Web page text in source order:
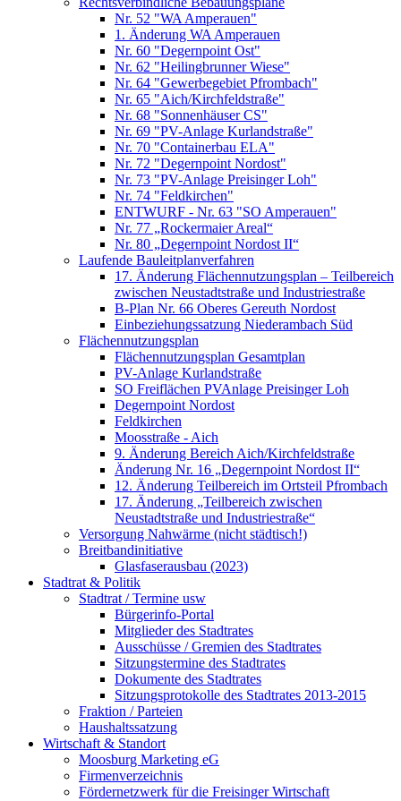
Nr. 52 "WA Amperauen"
1. Änderung WA Amperauen
Nr. 60 "Degernpoint Ost"
Nr. 62 "Heilingbrunner Wiese"
Nr. 64 "Gewerbegebiet Pfrombach"
Nr. 65 "Aich/Kirchfeldstraße"
Nr. 68 "Sonnenhäuser CS"
Nr. 69 "PV-Anlage Kurlandstraße"
Nr. 70 "Containerbau ELA"
Nr. 72 "Degernpoint Nordost"
Nr. 73 "PV-Anlage Preisinger Loh"
Nr. 74 "Feldkirchen"
ENTWURF - Nr. 63 "SO Amperauen"
Nr. 77 „Rockermaier Areal“
Nr. 80 „Degernpoint Nordost II“
Laufende Bauleitplanverfahren
17. Änderung Flächennutzungsplan – Teilbereich
zwischen Neustadtstraße und Industriestraße
B-Plan Nr. 66 Oberes Gereuth Nordost
Einbeziehungssatzung Niederambach Süd
Flächennutzungsplan
Flächennutzungsplan Gesamtplan
PV-Anlage Kurlandstraße
SO Freiflächen PV­Anlage Preisinger Loh
Degernpoint Nordost
Feldkirchen
Moosstraße - Aich
9. Änderung Bereich Aich/Kirchfeldstraße
Änderung Nr. 16 „Degernpoint Nordost II“
12. Änderung Teilbereich im Ortsteil Pfrombach
17. Änderung „Teilbereich zwischen
Neustadtstraße und Industriestraße“
Versorgung Nahwärme (nicht städtisch!)
Breitbandinitiative
Glasfaserausbau (2023)
Stadtrat & Politik
Stadtrat / Termine usw
Bürgerinfo-Portal
Mitglieder des Stadtrates
Ausschüsse / Gremien des Stadtrates
Sitzungstermine des Stadtrates
Dokumente des Stadtrates
Sitzungsprotokolle des Stadtrates 2013-2015
Fraktion / Parteien
Haushaltssatzung
Wirtschaft & Standort
Moosburg Marketing eG
Firmenverzeichnis
Fördernetzwerk für die Freisinger Wirtschaft